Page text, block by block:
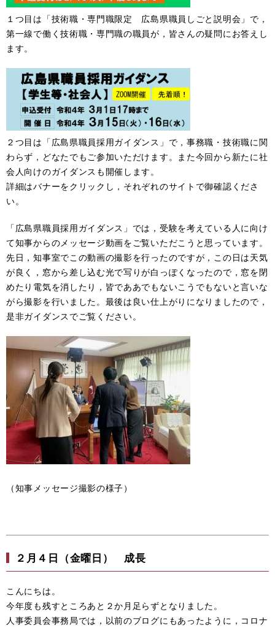
１つ目は「技術職・専門職限定 広島県職員しごと説明会」で，
第一線で働く技術職・専門職の職員が，皆さんの疑問にお答えし
ます。
２つ目は「広島県職員採用ガイダンス」で，事務職・技術職に関
わらず，どなたでもご参加いただけます。また今回から新たに社
会人向けのガイダンスも開催します。
詳細はバナーをクリックし，それぞれのサイトで御確認くださ
い。
「広島県職員採用ガイダンス」では，受験を考えている人に向け
て知事からのメッセージ動画をご覧いただこうと思っています。
先日，知事室でこの動画の撮影を行ったのですが，この日は天気
が良く，窓から差し込む光で写りが白っぽくなったので，窓を閉
めたり電気を消したり，皆でああでもないこうでもないと言いな
がら撮影を行いました。最後は良い仕上がりになりましたので，
是非ガイダンスでご覧ください。
（知事メッセージ撮影の様子）
２月４日（金曜日） 成長
こんにちは。
今年度も残すところあと２か月足らずとなりました。
人事委員会事務局では，以前のブログにもあったように，コロナ